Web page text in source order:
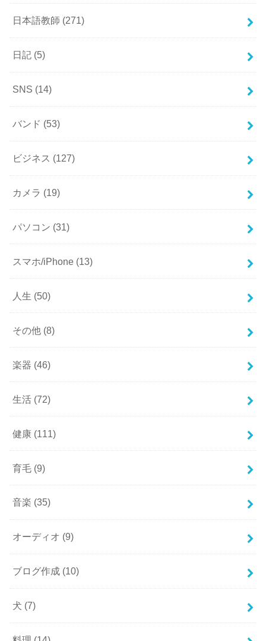
日本語教師 (271)
日記 (5)
SNS (14)
バンド (53)
ビジネス (127)
カメラ (19)
パソコン (31)
スマホ/iPhone (13)
人生 (50)
その他 (8)
楽器 (46)
生活 (72)
健康 (111)
育毛 (9)
音楽 (35)
オーディオ (9)
ブログ作成 (10)
犬 (7)